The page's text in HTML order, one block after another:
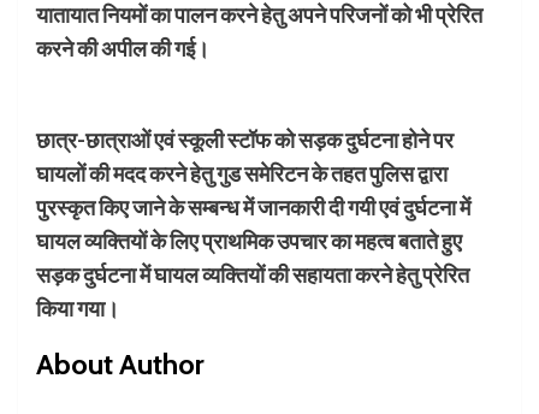
यातायात नियमों का पालन करने हेतु अपने परिजनों को भी प्रेरित
करने की अपील की गई।
छात्र-छात्राओं एवं स्कूली स्टॉफ को सड़क दुर्घटना होने पर
घायलों की मदद करने हेतु गुड समेरिटन के तहत पुलिस द्वारा
पुरस्कृत किए जाने के सम्बन्ध में जानकारी दी गयी एवं दुर्घटना में
घायल व्यक्तियों के लिए प्राथमिक उपचार का महत्व बताते हुए
सड़क दुर्घटना में घायल व्यक्तियों की सहायता करने हेतु प्रेरित
किया गया।
About Author